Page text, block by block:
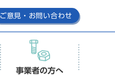
ご意見・お問い合わせ
事業者の方へ